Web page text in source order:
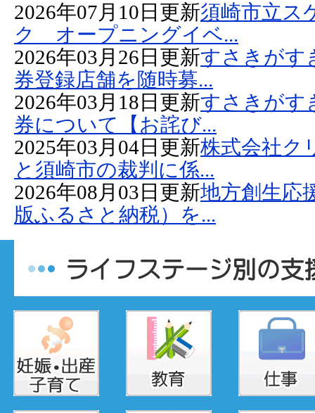
2026年07月10日更新須崎市立ス
ク オープニングイベ...
2026年03月26日更新すさきがす
券登録店舗を随時募...
2026年03月18日更新すさきがす
券について【お詫び...
2025年03月04日更新株式会社ク
と須崎市の裁判に係...
2026年08月03日更新地方創生応
版ふるさと納税）を...